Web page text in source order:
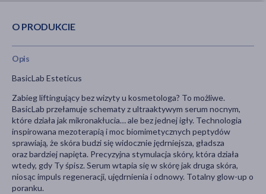
O PRODUKCIE
Opis
BasicLab Esteticus
Zabieg liftingujący bez wizyty u kosmetologa? To możliwe.
BasicLab przełamuje schematy z ultraaktywym serum nocnym,
które działa jak mikronakłucia… ale bez jednej igły. Technologia
inspirowana mezoterapią i moc biomimetycznych peptydów
sprawiają, że skóra budzi się widocznie jędrniejsza, gładsza
oraz bardziej napięta. Precyzyjna stymulacja skóry, która działa
wtedy, gdy Ty śpisz. Serum wtapia się w skórę jak druga skóra,
niosąc impuls regeneracji, ujędrnienia i odnowy. Totalny glow-up o
poranku.